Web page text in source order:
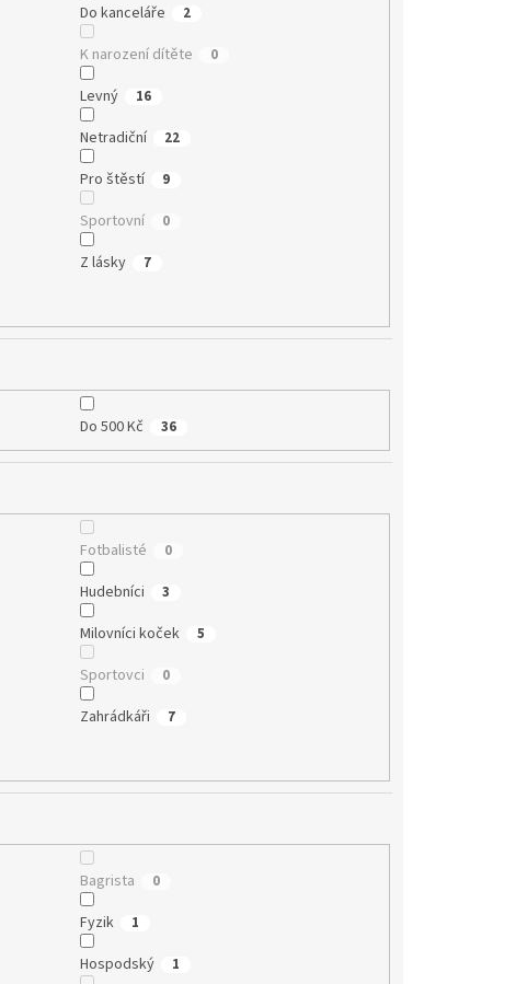
Do kanceláře 2
K narození dítěte 0
Levný 16
Netradiční 22
Pro štěstí 9
Sportovní 0
Z lásky 7
Do 500 Kč 36
Fotbalisté 0
Hudebníci 3
Milovníci koček 5
Sportovci 0
Zahrádkáři 7
Bagrista 0
Fyzik 1
Hospodský 1